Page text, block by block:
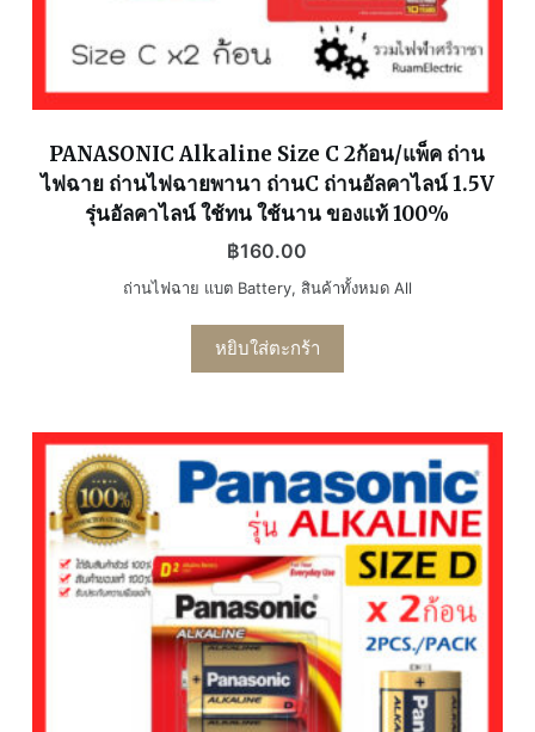
PANASONIC Alkaline Size C 2ก้อน/แพ็ค ถ่าน
ไฟฉาย ถ่านไฟฉายพานา ถ่านC ถ่านอัลคาไลน์ 1.5V
รุ่นอัลคาไลน์ ใช้ทน ใช้นาน ของแท้ 100%
฿160.00
ถ่านไฟฉาย แบต Battery, สินค้าทั้งหมด All
หยิบใส่ตะกร้า